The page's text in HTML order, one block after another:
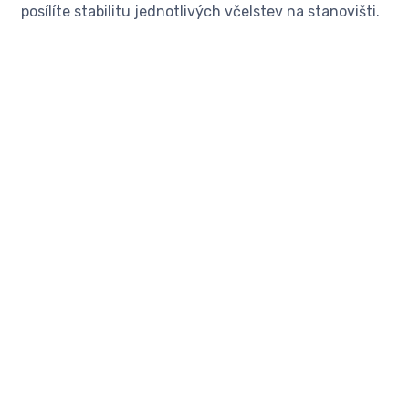
posílíte stabilitu jednotlivých včelstev na stanovišti.